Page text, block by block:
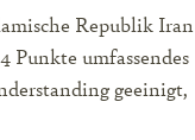
Republik Iran
Punkte umfassendes
geeinigt,